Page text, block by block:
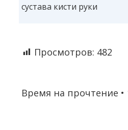
сустава кисти руки
Просмотров: 482
Время на прочтение •